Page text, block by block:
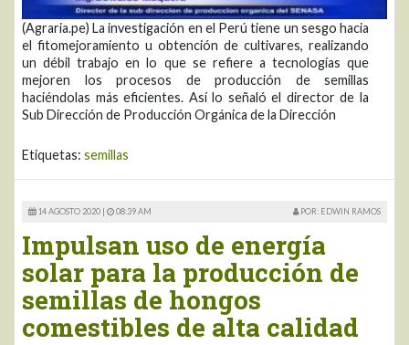
(Agraria.pe) La investigación en el Perú tiene un sesgo hacia
el fitomejoramiento u obtención de cultivares, realizando
un débil trabajo en lo que se refiere a tecnologías que
mejoren los procesos de producción de semillas
haciéndolas más eficientes. Así lo señaló el director de la
Sub Dirección de Producción Orgánica de la Dirección
Etiquetas: semillas
14 AGOSTO 2020 | 08:39 AM POR: EDWIN RAMOS
Impulsan uso de energía
solar para la producción de
semillas de hongos
comestibles de alta calidad